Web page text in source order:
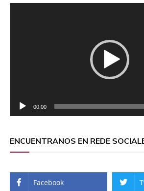
00:00
ENCUENTRANOS EN REDE
Facebook